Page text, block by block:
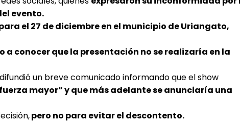
evento.
el 27 de diciembre en el municipio de Uriangato,
a conocer que la presentación no se realizaría en la
un breve comunicado informando que el show
mayor” y que más adelante se anunciaría una
pero no para evitar el descontento.